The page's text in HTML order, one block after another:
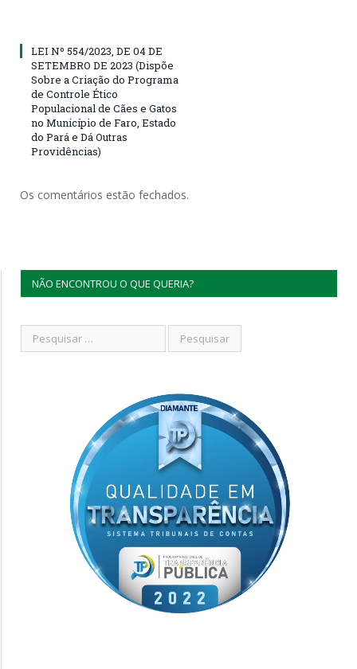
LEI Nº 554/2023, DE 04 DE
SETEMBRO DE 2023 (Dispõe
Sobre a Criação do Programa
de Controle Ético
Populacional de Cães e Gatos
no Município de Faro, Estado
do Pará e Dá Outras
Providências)
Os comentários estão fechados.
NÃO ENCONTROU O QUE QUERIA?